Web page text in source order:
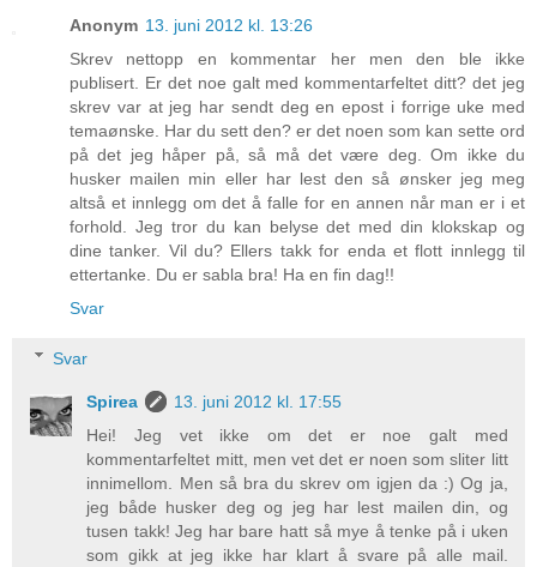
Anonym 13. juni 2012 kl. 13:26
Skrev nettopp en kommentar her men den ble ikke
publisert. Er det noe galt med kommentarfeltet ditt? det jeg
skrev var at jeg har sendt deg en epost i forrige uke med
temaønske. Har du sett den? er det noen som kan sette ord
på det jeg håper på, så må det være deg. Om ikke du
husker mailen min eller har lest den så ønsker jeg meg
altså et innlegg om det å falle for en annen når man er i et
forhold. Jeg tror du kan belyse det med din klokskap og
dine tanker. Vil du? Ellers takk for enda et flott innlegg til
ettertanke. Du er sabla bra! Ha en fin dag!!
Svar
Svar
Spirea
13. juni 2012 kl. 17:55
Hei! Jeg vet ikke om det er noe galt med
kommentarfeltet mitt, men vet det er noen som sliter litt
innimellom. Men så bra du skrev om igjen da :) Og ja,
jeg både husker deg og jeg har lest mailen din, og
tusen takk! Jeg har bare hatt så mye å tenke på i uken
som gikk at jeg ikke har klart å svare på alle mail.